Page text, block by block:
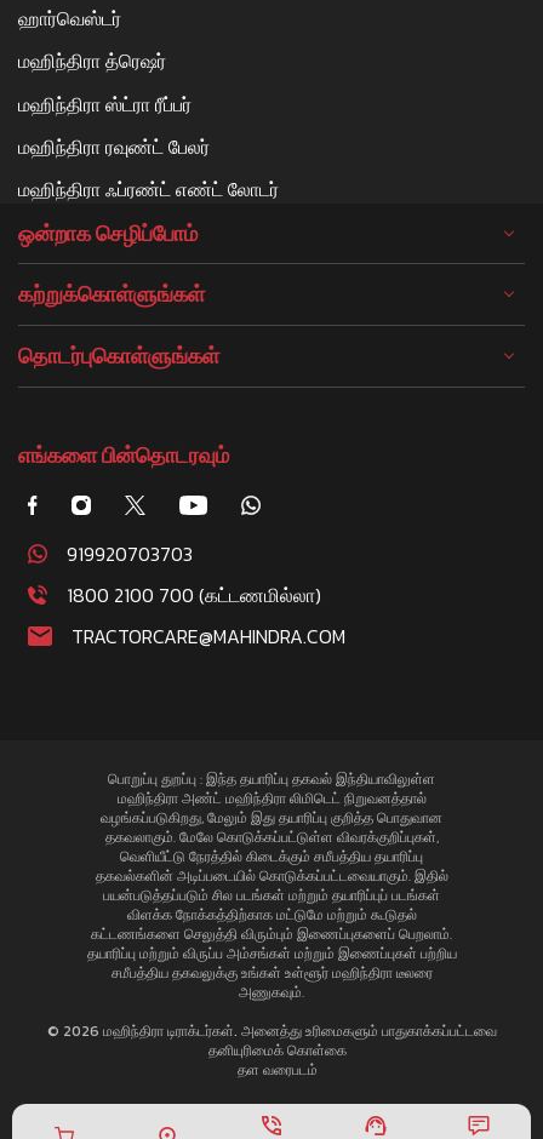
ஹார்வெஸ்டர்
மஹிந்திரா த்ரெஷர்
மஹிந்திரா ஸ்ட்ரா ரீப்பர்
மஹிந்திரா ரவுண்ட் பேலர்
மஹிந்திரா ஃப்ரண்ட் எண்ட் லோடர்
ஒன்றாக செழிப்போம்
கற்றுக்கொள்ளுங்கள்
தொடர்புகொள்ளுங்கள்
எங்களை பின்தொடரவும்
919920703703
1800 2100 700 (கட்டணமில்லா)
TRACTORCARE@MAHINDRA.COM
பொறுப்பு துறப்பு : இந்த தயாரிப்பு தகவல் இந்தியாவிலுள்ள
மஹிந்திரா அண்ட் மஹிந்திரா லிமிடெட் நிறுவனத்தால்
வழங்கப்படுகிறது, மேலும் இது தயாரிப்பு குறித்த பொதுவான
தகவலாகும். மேலே கொடுக்கப்பட்டுள்ள விவரக்குறிப்புகள்,
வெளியீட்டு நேரத்தில் கிடைக்கும் சமீபத்திய தயாரிப்பு
தகவல்களின் அடிப்படையில் கொடுக்கப்பட்டவையாகும். இதில்
பயன்படுத்தப்படும் சில படங்கள் மற்றும் தயாரிப்புப் படங்கள்
விளக்க நோக்கத்திற்காக மட்டுமே மற்றும் கூடுதல்
கட்டணங்களை செலுத்தி விரும்பும் இணைப்புகளைப் பெறலாம்.
தயாரிப்பு மற்றும் விருப்ப அம்சங்கள் மற்றும் இணைப்புகள் பற்றிய
சமீபத்திய தகவலுக்கு உங்கள் உள்ளூர் மஹிந்திரா டீலரை
அணுகவும்.
© 2026 மஹிந்திரா டிராக்டர்கள். அனைத்து உரிமைகளும் பாதுகாக்கப்பட்டவை
தனியுரிமைக் கொள்கை
தள வரைபடம்